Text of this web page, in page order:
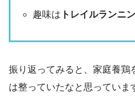
趣味は トレイルランニ
振り返ってみると、家庭養鶏
は整っていたなと思っていま